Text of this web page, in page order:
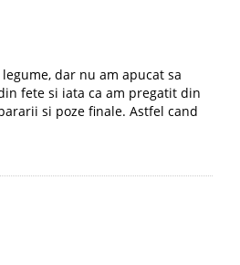
dar nu am apucat sa
fete si iata ca am pregatit din
si poze finale. Astfel cand